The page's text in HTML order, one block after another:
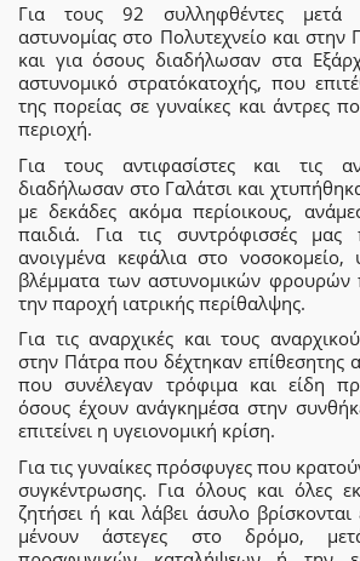
Για τους 92 συλληφθέντες μετά
αστυνομίας στο Πολυτεχνείο και
και για όσους διαδήλωσαν στα
αστυνομικό στρατόκατοχής, που
της πορείας σε γυναίκες και άντρες
περιοχή.
Για τους αντιφασίστες και τις
διαδήλωσαν στο Γαλάτσι και
με δεκάδες ακόμα περίοικους,
παιδιά. Για τις συντρόφισσές
ανοιγμένα κεφάλια στο νοσοκομείο,
βλέμματα των αστυνομικών φρουρών
την παροχή ιατρικής περίθαλψης.
Για τις αναρχικές και τους
στην Πάτρα που δέχτηκαν επίθεσητης
που συνέλεγαν τρόφιμα και είδη
όσους έχουν ανάγκημέσα στην
επιτείνει η υγειονομική κρίση.
Για τις γυναίκες πρόσφυγες που
συγκέντρωσης. Για όλους και όλες
ζητήσει ή και λάβει άσυλο βρίσκονται
μένουν άστεγες στο δρόμο,